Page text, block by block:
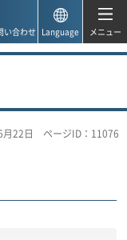
い合わせ Language メニュー
22日 ページID：11076